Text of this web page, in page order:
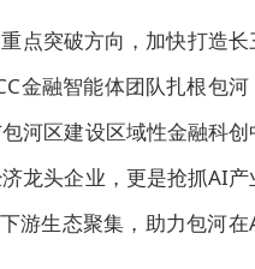
点突破方向，加快打造长
金融智能体团队扎根包河
河区建设区域性金融科创
龙头企业，更是抢抓AI产
游生态聚集，助力包河在